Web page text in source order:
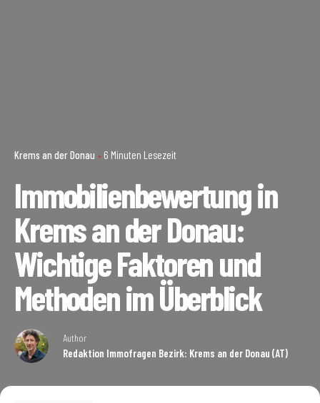
Krems an der Donau 6 Minuten Lesezeit
Immobilienbewertung in
Krems an der Donau:
Wichtige Faktoren und
Methoden im Überblick
Author
Redaktion Immofragen Bezirk: Krems an der Donau (AT)